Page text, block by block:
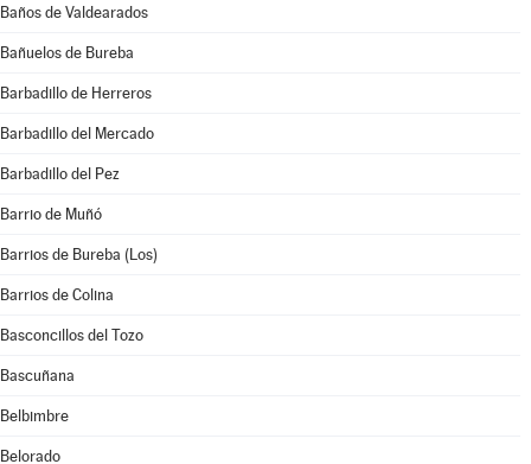
Baños de Valdearados
Bañuelos de Bureba
Barbadillo de Herreros
Barbadillo del Mercado
Barbadillo del Pez
Barrio de Muñó
Barrios de Bureba (Los)
Barrios de Colina
Basconcillos del Tozo
Bascuñana
Belbimbre
Belorado